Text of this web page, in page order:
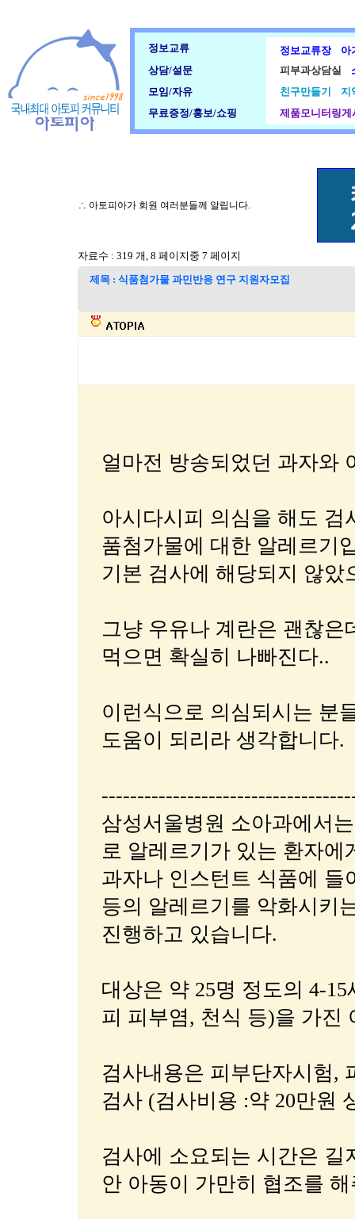
정보교류 정보교류장
아
상담/설문
피부과상담실
모임/자유
친구만들기
지
무료증정/홍보/쇼핑
제품모니터링게
∴ 아토피아가 회원 여러분들께 알립니다.
자료수 : 319 개, 8 페이지중 7 페이지
제목 : 식품첨가물 과민반응 연구 지원자모집
얼마전 방송되었던 과자와
아시다시피 의심을 해도
품첨가물에 대한 알레르기
기본 검사에 해당되지 않았
그냥 우유나 계란은 괜찮
먹으면 확실히 나빠진다..
이런식으로 의심되시는 분
도움이 되리라 생각합니다.
삼성서울병원 소아과에서
로 알레르기가 있는 환자
과자나 인스턴트 식품에
등의 알레르기를 악화시키
진행하고 있습니다.
대상은 약 25명 정도의 4-
피 피부염, 천식 등)을 가진
검사내용은 피부단자시험,
검사 (검사비용 :약 20만원
검사에 소요되는 시간은
안 아동이 가만히 협조를